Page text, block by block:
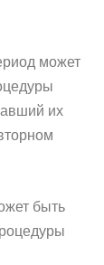
может
их
быть